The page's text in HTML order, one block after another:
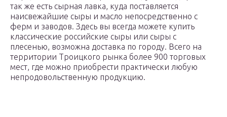
так же есть сырная лавка, куда поставляется
наисвежайшие сыры и масло непосредственно с
ферм и заводов. Здесь вы всегда можете купить
классические российские сыры или сыры с
плесенью, возможна доставка по городу. Всего на
территории Троицкого рынка более 900 торговых
мест, где можно приобрести практически любую
непродовольственную продукцию.